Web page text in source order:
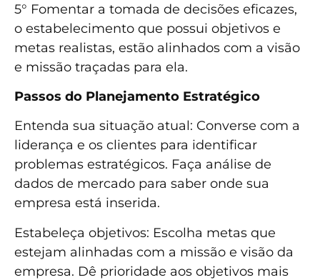
5° Fomentar a tomada de decisões eficazes,
o estabelecimento que possui objetivos e
metas realistas, estão alinhados com a visão
e missão traçadas para ela.
Passos do Planejamento Estratégico
Entenda sua situação atual: Converse com a
liderança e os clientes para identificar
problemas estratégicos. Faça análise de
dados de mercado para saber onde sua
empresa está inserida.
Estabeleça objetivos: Escolha metas que
estejam alinhadas com a missão e visão da
empresa. Dê prioridade aos objetivos mais